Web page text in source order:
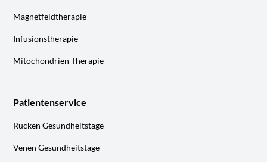
Magnetfeldtherapie
Infusionstherapie
Mitochondrien Therapie
Patientenservice
Rücken Gesundheitstage
Venen Gesundheitstage